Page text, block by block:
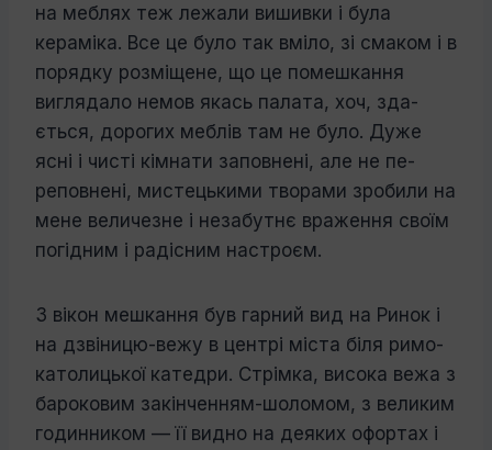
на меблях теж лежали вишивки і була
кераміка. Все це було так вміло, зі смаком і в
порядку розміщене, що це помешкання
виглядало немов якась палата, хоч, зда­
ється, дорогих меблів там не було. Дуже
ясні і чисті кімнати заповнені, але не пе­
реповнені, мистецькими творами зробили на
мене величезне і незабутнє враження своїм
погідним і радісним настроєм.
З вікон мешкання був гарний вид на Ринок і
на дзвіницю-вежу в центрі міста біля римо-
католицької катедри. Стрімка, висока вежа з
бароковим закінченням-шоломом, з великим
годинником — її видно на деяких офортах і